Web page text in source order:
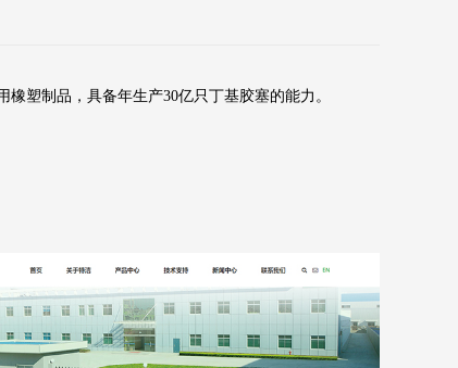
塑制品，具备年生产30亿只丁基胶塞的能力。